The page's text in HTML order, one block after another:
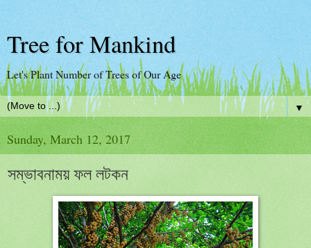
Tree for Mankind
Let's Plant Number of Trees of Our Age
▼
Sunday, March 12, 2017
সম্ভাবনাময় ফল লটকন